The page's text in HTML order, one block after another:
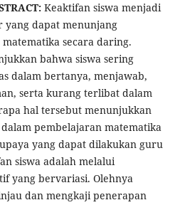
Keaktifan siswa menjadi
yang dapat menunjang
secara daring.
bahwa siswa sering
dalam bertanya, menjawab,
serta kurang terlibat dalam
hal tersebut menunjukkan
pembelajaran matematika
yang dapat dilakukan guru
siswa adalah melalui
yang bervariasi. Olehnya
dan mengkaji penerapan